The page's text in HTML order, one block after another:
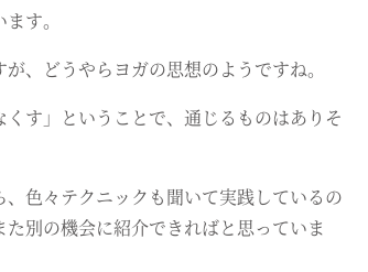
す。
、どうやらヨガの思想のようですね。
す」ということで、通じるものはありそ
色々テクニックも聞いて実践しているの
別の機会に紹介できればと思っていま